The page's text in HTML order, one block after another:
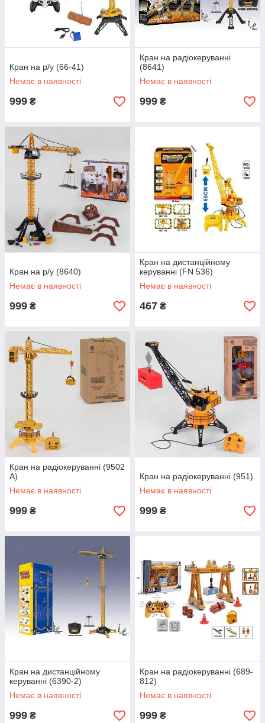
Кран на р/у (66-41)
Немає в наявності
999 ₴
Кран на радіокеруванні
(8641)
Немає в наявності
999 ₴
Кран на р/у (8640)
Немає в наявності
999 ₴
Кран на дистанційному
керуванні (FN 536)
Немає в наявності
467 ₴
Кран на радіокеруванні (9502
А)
Немає в наявності
999 ₴
Кран на радіокеруванні (951)
Немає в наявності
999 ₴
Кран на дистанційному
керуванні (6390-2)
Немає в наявності
999 ₴
Кран на радіокеруванні (689-
812)
Немає в наявності
999 ₴